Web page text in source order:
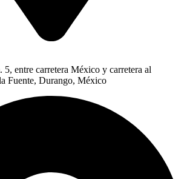
entre carretera México y carretera al
Fuente, Durango, México